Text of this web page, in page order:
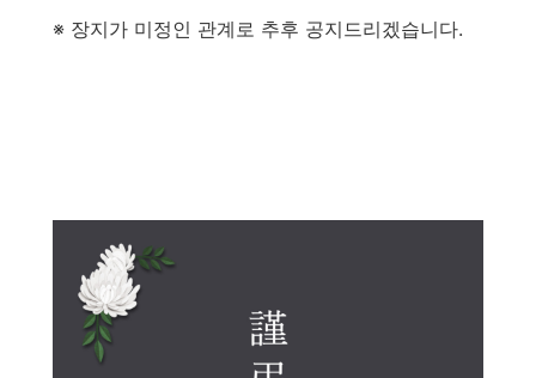
※ 장지가 미정인 관계로 추후 공지드리겠습니다.